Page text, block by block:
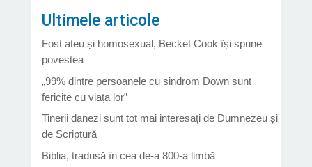
Ultimele articole
Fost ateu și homosexual, Becket Cook își spune
povestea
„99% dintre persoanele cu sindrom Down sunt
fericite cu viața lor”
Tinerii danezi sunt tot mai interesați de Dumnezeu și
de Scriptură
Biblia, tradusă în cea de-a 800-a limbă